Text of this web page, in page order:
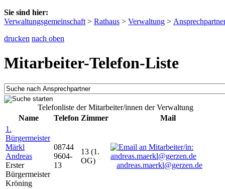
Sie sind hier:
Verwaltungsgemeinschaft > Rathaus > Verwaltung >
drucken nach oben
Mitarbeiter-Telefon-Liste
Telefonliste der Mitarbeiter/innen der Verwaltung
Name
Telefon Zimmer
Mail
1.
Bürgermeister
Märkl
Andreas
Erster
Bürgermeister
Kröning
08744
9604-
13
13 (1.
OG)
andreas.maerkl@gerzen.de